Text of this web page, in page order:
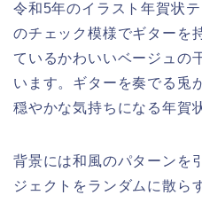
令和5年のイラスト年賀状
のチェック模様でギターを
ているかわいいベージュの
います。ギターを奏でる兎
穏やかな気持ちになる年賀
背景には和風のパターンを
ジェクトをランダムに散ら